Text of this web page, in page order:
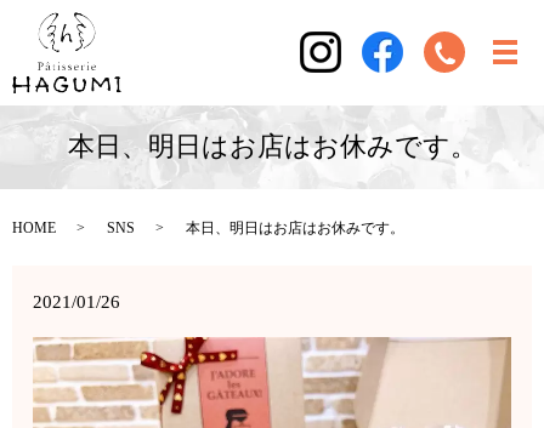
本日、明日はお店はお休みです。
HOME SNS 本日、明日はお店はお休みです。
2021/01/26